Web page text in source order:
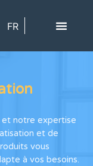
FR
et notre expertise
et de
vous
à vos besoins.